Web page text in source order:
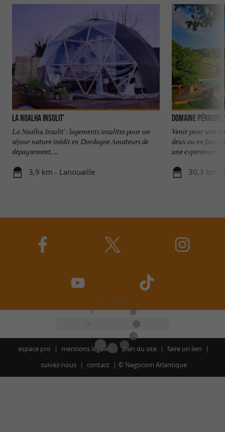
LA NOALHA INSOLIT'
La Noalha Insolit' : logements insolites pour un
séjour nature inédit en Dordogne Amateurs de
dépaysement, ...
3,9 km - Lanouaille
Domaine
Venir pour une
deux ou en
une expérience ...
30,3 km -
espace pro mentions légales plan du site
faire un lien
suivez-nous
contact © Negocom Atlantique